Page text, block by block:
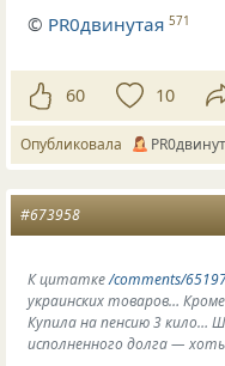
© PR0двинутая 571
60 10
Опубликовала
#673958
К цитатке/comments/
украинских товаров…
Купила на пенсию 3 кило…
исполненного долга —